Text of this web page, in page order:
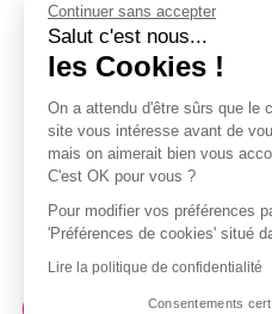
Retours et
Suivi de
Livraisons
Guide des
Politique de
Conditions
de la Carte de
Continuer sans accepter
Salut c'est nous...
les Cookies !
On a attendu d'être sûrs que le
site vous intéresse avant de
mais on aimerait bien vous
C'est OK pour vous ?
Pour modifier vos préférences
'Préférences de cookies' situé
Lire la politique de confidentialité
Consentements